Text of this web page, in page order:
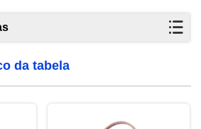
da tabela